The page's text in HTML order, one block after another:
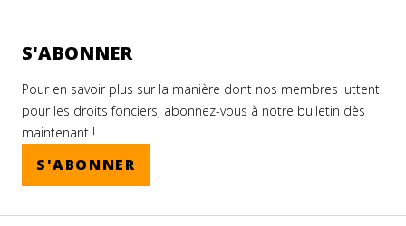
S'ABONNER
Pour en savoir plus sur la manière dont nos membres luttent
pour les droits fonciers, abonnez-vous à notre bulletin dès
maintenant !
S'ABONNER